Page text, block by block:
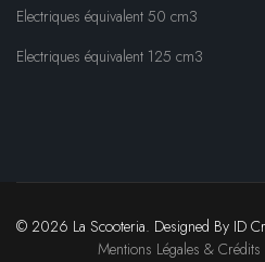
Electriques équivalent 50 cm3
Electriques équivalent 125 cm3
© 2026 La Scooteria. Designed By ID
Mentions Légales & Crédits